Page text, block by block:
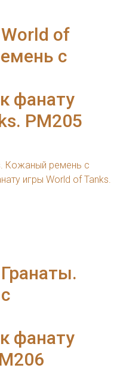
of
с
фанату
РМ205
фанату